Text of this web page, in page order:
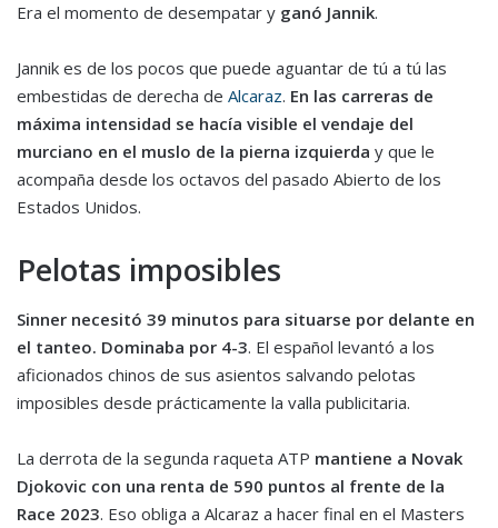
Era el momento de desempatar y ganó Jannik.
Jannik es de los pocos que puede aguantar de tú a tú las
embestidas de derecha de Alcaraz. En las carreras de
máxima intensidad se hacía visible el vendaje del
murciano en el muslo de la pierna izquierda y que le
acompaña desde los octavos del pasado Abierto de los
Estados Unidos.
Pelotas imposibles
Sinner necesitó 39 minutos para situarse por delante en
el tanteo. Dominaba por 4-3. El español levantó a los
aficionados chinos de sus asientos salvando pelotas
imposibles desde prácticamente la valla publicitaria.
La derrota de la segunda raqueta ATP mantiene a Novak
Djokovic con una renta de 590 puntos al frente de la
Race 2023. Eso obliga a Alcaraz a hacer final en el Masters